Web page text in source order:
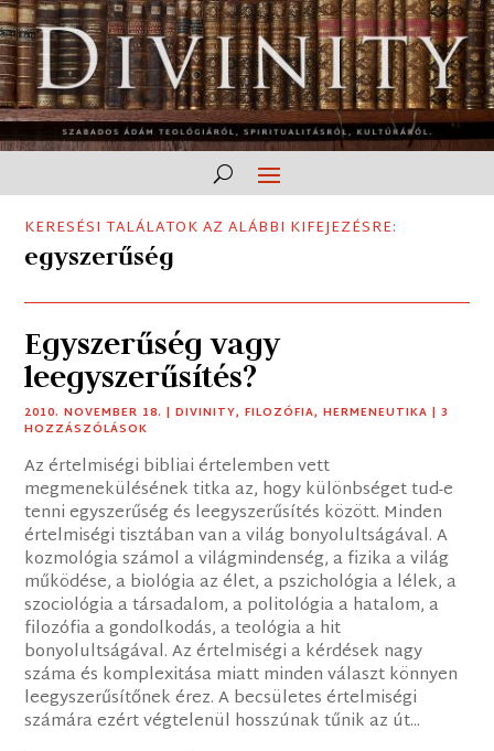
KERESÉSI TALÁLATOK AZ ALÁBBI KIFEJEZÉSRE:
egyszerűség
Egyszerűség vagy
leegyszerűsítés?
2010. NOVEMBER 18. |DIVINITY,FILOZÓFIA,HERMENEUTIKA | 3
HOZZÁSZÓLÁSOK
Az értelmiségi bibliai értelemben vett
megmenekülésének titka az, hogy különbséget tud-e
tenni egyszerűség és leegyszerűsítés között. Minden
értelmiségi tisztában van a világ bonyolultságával. A
kozmológia számol a világmindenség, a fizika a világ
működése, a biológia az élet, a pszichológia a lélek, a
szociológia a társadalom, a politológia a hatalom, a
filozófia a gondolkodás, a teológia a hit
bonyolultságával. Az értelmiségi a kérdések nagy
száma és komplexitása miatt minden választ könnyen
leegyszerűsítőnek érez. A becsületes értelmiségi
számára ezért végtelenül hosszúnak tűnik az út...